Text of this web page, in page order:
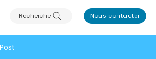
Recherche Nous contacter
Post